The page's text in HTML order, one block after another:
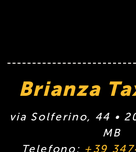
Brianza
via Solferino, 44 •
MB
Telefono: +39